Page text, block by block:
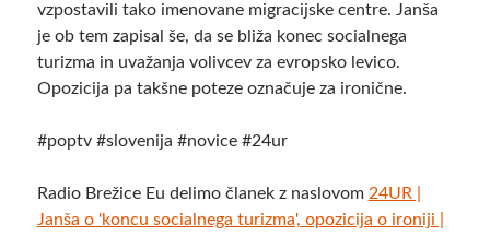
vzpostavili tako imenovane migracijske centre. Janša
je ob tem zapisal še, da se bliža konec socialnega
turizma in uvažanja volivcev za evropsko levico.
Opozicija pa takšne poteze označuje za ironične.
#poptv #slovenija #novice #24ur
Radio Brežice Eu delimo članek z naslovom 24UR |
Janša o 'koncu socialnega turizma', opozicija o ironiji |